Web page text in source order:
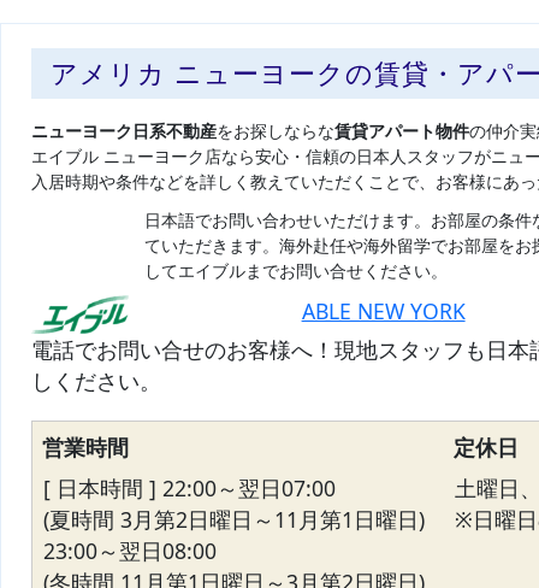
アメリカ ニューヨークの賃貸・アパ
ニューヨーク日系不動産をお探しならな賃貸アパート物件の仲介
エイブル ニューヨーク店なら安心・信頼の日本人スタッフがニュ
入居時期や条件などを詳しく教えていただくことで、お客様にあ
日本語でお問い合わせいただけます。お部屋の条
ていただきます。海外赴任や海外留学でお部屋を
してエイブルまでお問い合せください。
ABLE NEW YORK
電話でお問い合せのお客様へ！現地スタッフも日
しください。
営業時間
定休日
[ 日本時間 ] 22:00～翌日07:00
(夏時間 3月第2日曜日～11月第1日曜日)
23:00～翌日08:00
土曜日
※日曜